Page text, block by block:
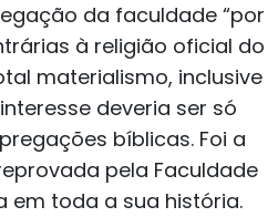
da faculdade “por
à religião oficial do
materialismo, inclusive
deveria ser só
bíblicas. Foi a
pela Faculdade
em toda a sua história.